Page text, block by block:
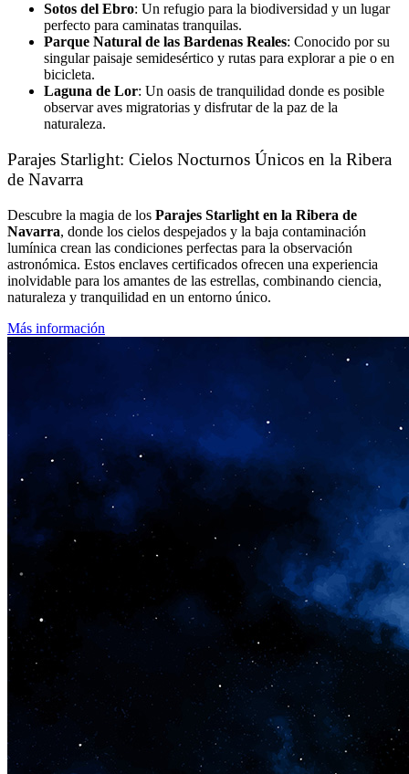
Sotos del Ebro: Un refugio para la biodiversidad y un lugar
perfecto para caminatas tranquilas.
Parque Natural de las Bardenas Reales: Conocido por su
singular paisaje semidesértico y rutas para explorar a pie o en
bicicleta.
Laguna de Lor: Un oasis de tranquilidad donde es posible
observar aves migratorias y disfrutar de la paz de la
naturaleza.
Parajes Starlight: Cielos Nocturnos Únicos en la Ribera
de Navarra
Descubre la magia de los Parajes Starlight en la Ribera de
Navarra, donde los cielos despejados y la baja contaminación
lumínica crean las condiciones perfectas para la observación
astronómica. Estos enclaves certificados ofrecen una experiencia
inolvidable para los amantes de las estrellas, combinando ciencia,
naturaleza y tranquilidad en un entorno único.
Más información